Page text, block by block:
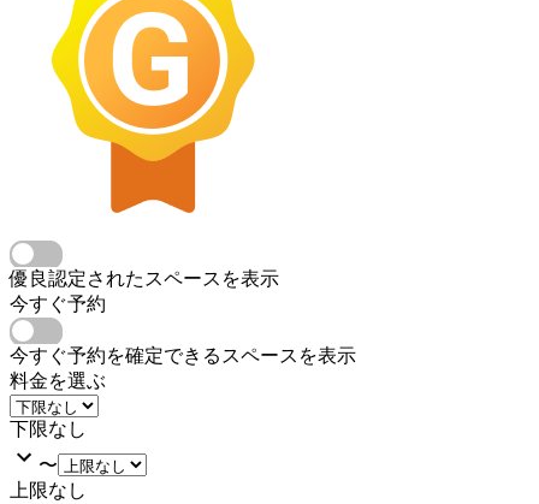
優良認定されたスペースを表示
今すぐ予約
今すぐ予約を確定できるスペースを表示
料金を選ぶ
下限なし
〜
上限なし